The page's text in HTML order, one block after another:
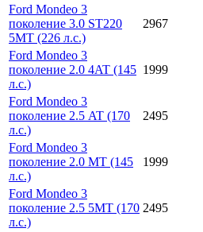
Ford Mondeo 3
поколение 3.0 ST220
5МT (226 л.с.)
2967
Ford Mondeo 3
поколение 2.0 4AT (145
л.с.)
1999
Ford Mondeo 3
поколение 2.5 AT (170
л.с.)
2495
Ford Mondeo 3
поколение 2.0 MT (145
л.с.)
1999
Ford Mondeo 3
поколение 2.5 5МT (170
л.с.)
2495